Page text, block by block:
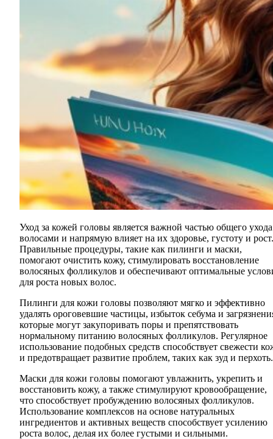
Уход за кожей головы является важной частью общего ухода за
волосами и напрямую влияет на их здоровье, густоту и рост.
Правильные процедуры, такие как пилинги и маски,
помогают очистить кожу, стимулировать восстановление
волосяных фолликулов и обеспечивают оптимальные
для роста новых волос.
Пилинги для кожи головы позволяют мягко и эффективно
удалять ороговевшие частицы, избыток себума и
которые могут закупоривать поры и препятствовать
нормальному питанию волосяных фолликулов. Регулярное
использование подобных средств способствует свежести
и предотвращает развитие проблем, таких как зуд и перхоть.
Маски для кожи головы помогают увлажнить, укрепить и
восстановить кожу, а также стимулируют кровообращение,
что способствует пробуждению волосяных фолликулов.
Использование комплексов на основе натуральных
ингредиентов и активных веществ способствует усилению
роста волос, делая их более густыми и сильными.